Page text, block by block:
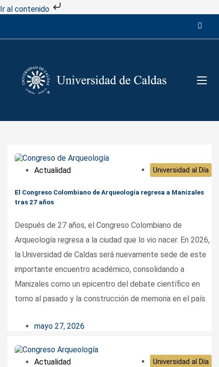
Ir al contenido
Actualidad Universidad al Día
El Congreso Colombiano de Arqueología regresa a Manizales
tras 27 años
Después de 27 años, el Congreso Colombiano de
Arqueología regresa a la ciudad que lo vio nacer. En 2026,
la Universidad de Caldas será nuevamente sede de este
importante encuentro académico, consolidando a
Manizales como un epicentro del debate científico en
torno al pasado y la construcción de memoria en el país.
mayo 27, 2026
Actualidad Universidad al Día